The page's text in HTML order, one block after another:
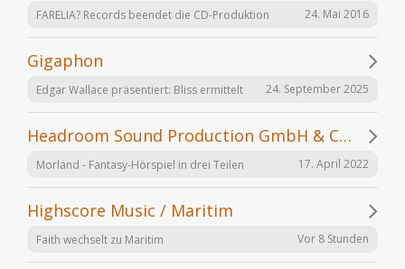
FARELIA? Records beendet die CD-Produktion 24. Mai 2016
Gigaphon
Edgar Wallace präsentiert: Bliss ermittelt 24. September 2025
Headroom Sound Production GmbH & Co. KG
Morland - Fantasy-Hörspiel in drei Teilen 17. April 2022
Highscore Music / Maritim
Faith wechselt zu Maritim Vor 8 Stunden